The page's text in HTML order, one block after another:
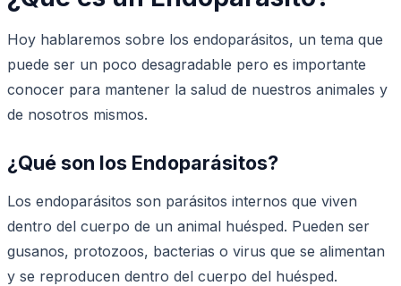
Hoy hablaremos sobre los endoparásitos, un tema que
puede ser un poco desagradable pero es importante
conocer para mantener la salud de nuestros animales y
de nosotros mismos.
¿Qué son los Endoparásitos?
Los endoparásitos son parásitos internos que viven
dentro del cuerpo de un animal huésped. Pueden ser
gusanos, protozoos, bacterias o virus que se alimentan
y se reproducen dentro del cuerpo del huésped.